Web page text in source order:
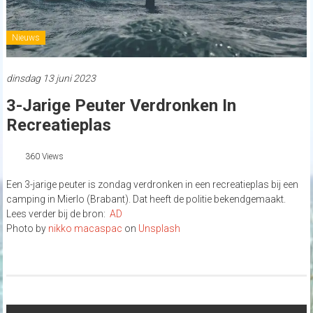
Nieuws
dinsdag 13 juni 2023
3-Jarige Peuter Verdronken In
Recreatieplas
360 Views
Een 3-jarige peuter is zondag verdronken in een recreatieplas bij een
camping in Mierlo (Brabant). Dat heeft de politie bekendgemaakt.
Lees verder bij de bron: AD
Photo by nikko macaspac on Unsplash